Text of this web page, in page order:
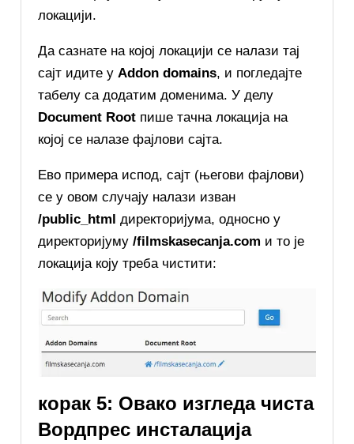
локацији.
Да сазнате на којој локацији се налази тај
сајт идите уAddon domains, и погледајте
табелу са додатим доменима. У делу
Document Root пише тачна локација на
којој се налазе фајлови сајта.
Ево примера испод, сајт (његови фајлови)
се у овом случају налази изван
/public_html директоријума, односно у
директоријуму/filmskasecanja.com и то је
локација коју треба чистити:
корак 5: Овако изгледа чиста
Вордпрес инсталација